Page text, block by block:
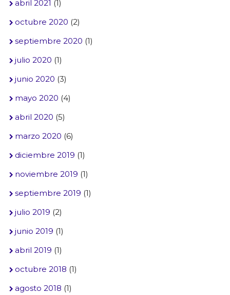
abril 2021 (1)
octubre 2020 (2)
septiembre 2020 (1)
julio 2020 (1)
junio 2020 (3)
mayo 2020 (4)
abril 2020 (5)
marzo 2020 (6)
diciembre 2019 (1)
noviembre 2019 (1)
septiembre 2019 (1)
julio 2019 (2)
junio 2019 (1)
abril 2019 (1)
octubre 2018 (1)
agosto 2018 (1)